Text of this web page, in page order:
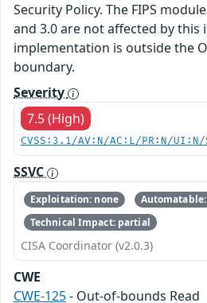
Security Policy. The FIPS
and 3.0 are not affected by this
implementation is outside the
boundary.
Severity
7.5 (High)
CVSS:3.1/AV:N/AC:L/PR:N/
SSVC
Exploitation: none
Technical Impact: partial
CISA Coordinator (v2.0.3)
CWE
CWE-125- Out-of-bounds Read